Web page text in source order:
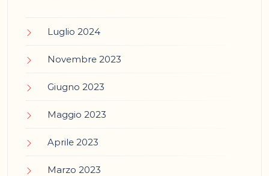
Luglio 2024
Novembre 2023
Giugno 2023
Maggio 2023
Aprile 2023
Marzo 2023